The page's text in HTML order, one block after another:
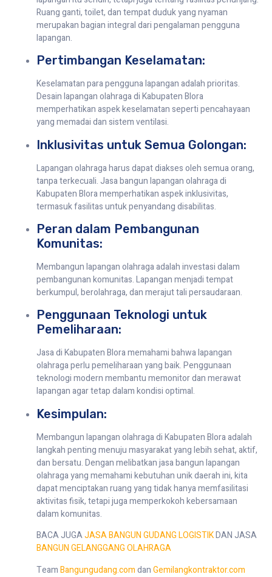
Ruang ganti, toilet, dan tempat duduk yang nyaman
merupakan bagian integral dari pengalaman pengguna
lapangan.
Pertimbangan Keselamatan:
Keselamatan para pengguna lapangan adalah prioritas.
Desain lapangan olahraga di Kabupaten Blora
memperhatikan aspek keselamatan seperti pencahayaan
yang memadai dan sistem ventilasi.
Inklusivitas untuk Semua Golongan:
Lapangan olahraga harus dapat diakses oleh semua orang,
tanpa terkecuali. Jasa bangun lapangan olahraga di
Kabupaten Blora memperhatikan aspek inklusivitas,
termasuk fasilitas untuk penyandang disabilitas.
Peran dalam Pembangunan
Komunitas:
Membangun lapangan olahraga adalah investasi dalam
pembangunan komunitas. Lapangan menjadi tempat
berkumpul, berolahraga, dan merajut tali persaudaraan.
Penggunaan Teknologi untuk
Pemeliharaan:
Jasa di Kabupaten Blora memahami bahwa lapangan
olahraga perlu pemeliharaan yang baik. Penggunaan
teknologi modern membantu memonitor dan merawat
lapangan agar tetap dalam kondisi optimal.
Kesimpulan:
Membangun lapangan olahraga di Kabupaten Blora adalah
langkah penting menuju masyarakat yang lebih sehat, aktif,
dan bersatu. Dengan melibatkan jasa bangun lapangan
olahraga yang memahami kebutuhan unik daerah ini, kita
dapat menciptakan ruang yang tidak hanya memfasilitasi
aktivitas fisik, tetapi juga memperkokoh kebersamaan
dalam komunitas.
BACA JUGAJASA BANGUN GUDANG LOGISTIKDAN JASA
BANGUN GELANGGANG OLAHRAGA
TeamBangungudang.comdanGemilangkontraktor.com